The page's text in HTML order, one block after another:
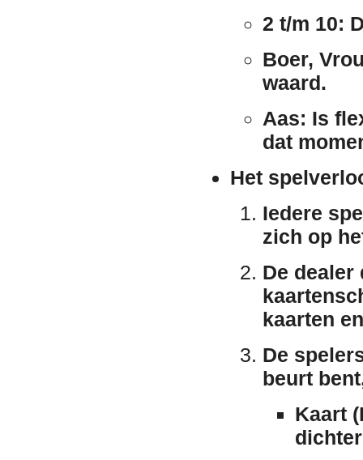
2 t/m 10:
Boer,
waard.
Aas: Is
dat
Het
Iedere
zich op
De dealer
kaarten
De
beurt
Kaart